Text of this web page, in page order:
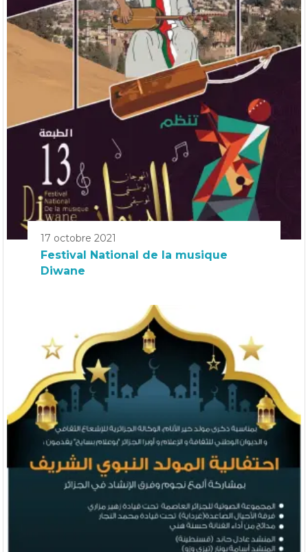
17 octobre 2021
Festival National de la musique
Diwane